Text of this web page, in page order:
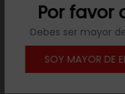
Por favor
Debes ser mayor
SOY MAYOR DE
Filtrar(2 productos)